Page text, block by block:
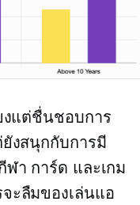
งแต่ชื่นชอบการ
งสนุกกับการมี
า การ์ด และเกม
ะลืมของเล่นแอ